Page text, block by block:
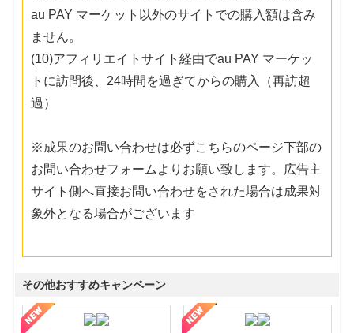
au PAY マーケット以外のサイトでの購入額は含み
ません。
(10)アフィリエイトサイト経由でau PAY マーケッ
トに訪問後、24時間を過ぎてからの購入（再訪超
過）
※成果のお問い合わせは必ずこちらのページ下部の
お問い合わせフォームよりお願い致します。広告主
サイト側へ直接お問い合わせをされた場合は成果対
象外となる場合がございます
その他おすすめキャンペーン